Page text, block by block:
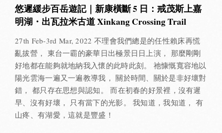
悠遲緩步百岳遊記｜新康橫斷 5 日：戒茂斯上嘉
明湖・出瓦拉米古道 Xinkang Crossing Trail
27th Feb-3rd Mar, 2022 不理會我們總是的任性賴床再慌
亂拔營， 東台一霸的豪華日出極景日日上演， 那麼剛剛
好地都在能夠就地納我入懷的此時此刻。 祂慷慨寬容地以
陽光雲海一遍又一遍教導我， 關於時間、關於是非好壞對
錯， 都只存在思想與認知。 而在初春的好景裡，沒有遲
早、沒有好壞， 只有當下的光影。 我知道，我知道， 有
山疼、有湖愛，這就是豐盛！